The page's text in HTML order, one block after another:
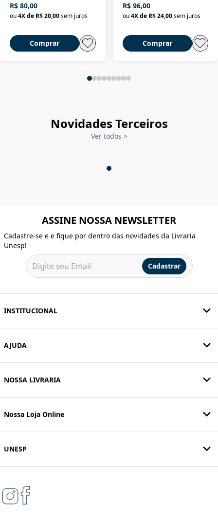
R$ 80,00
ou4X de R$ 20,00sem juros
Comprar
R$ 96,00
ou 4X de R$ 24,00 sem juros
Comprar
Novidades Terceiros
Ver todos >
ASSINE NOSSA NEWSLETTER
Cadastre-se e e fique por dentro das novidades da Livraria
Unesp!
Cadastrar
INSTITUCIONAL
AJUDA
NOSSA LIVRARIA
Nossa Loja Online
UNESP